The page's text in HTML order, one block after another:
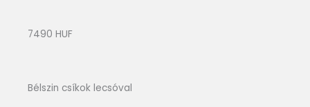
7490 HUF
Bélszin csíkok lecsóval